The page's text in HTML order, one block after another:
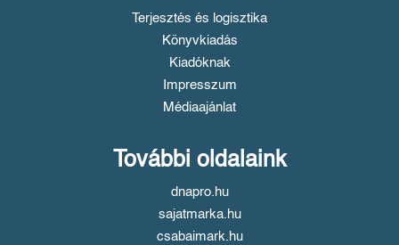
Terjesztés és logisztika
Könyvkiadás
Kiadóknak
Impresszum
Médiaajánlat
További oldalaink
dnapro.hu
sajatmarka.hu
csabaimark.hu